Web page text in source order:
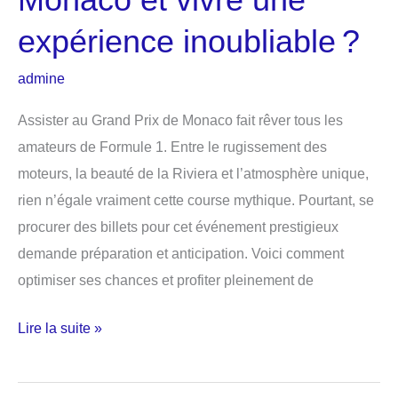
expérience inoubliable ?
admine
Assister au Grand Prix de Monaco fait rêver tous les
amateurs de Formule 1. Entre le rugissement des
moteurs, la beauté de la Riviera et l’atmosphère unique,
rien n’égale vraiment cette course mythique. Pourtant, se
procurer des billets pour cet événement prestigieux
demande préparation et anticipation. Voici comment
optimiser ses chances et profiter pleinement de
Comment
un
Lire la suite »